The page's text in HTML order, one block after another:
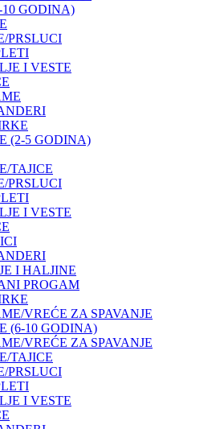
GODINA)
PRSLUCI
I VESTE
(2-5 GODINA)
TAJICE
PRSLUCI
I VESTE
I HALJINE
PROGAM
VREĆE ZA SPAVANJE
(6-10 GODINA)
VREĆE ZA SPAVANJE
TAJICE
PRSLUCI
I VESTE